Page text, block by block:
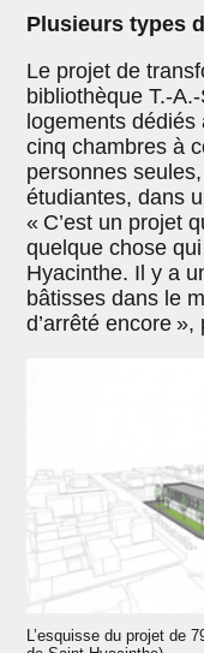
Plusieurs types
Le projet de
bibliothèque T.-
logements
cinq chambres à
personnes
étudiantes, dans
« C’est un projet
quelque chose
Hyacinthe. Il y a
bâtisses dans le
d’arrêté encore
L’esquisse du projet de